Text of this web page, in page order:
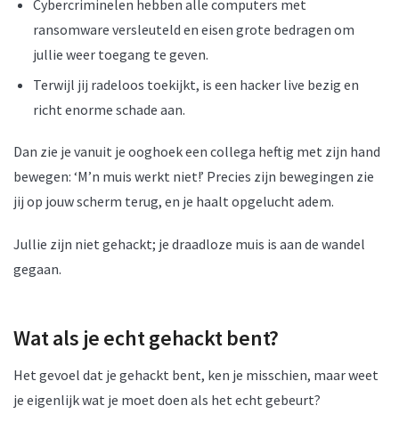
Cybercriminelen hebben alle computers met
ransomware versleuteld en eisen grote bedragen om
jullie weer toegang te geven.
Terwijl jij radeloos toekijkt, is een hacker live bezig en
richt enorme schade aan.
Dan zie je vanuit je ooghoek een collega heftig met zijn hand
bewegen: ‘M’n muis werkt niet!’ Precies zijn bewegingen zie
jij op jouw scherm terug, en je haalt opgelucht adem.
Jullie zijn niet gehackt; je draadloze muis is aan de wandel
gegaan.
Wat als je echt gehackt bent?
Het gevoel dat je gehackt bent, ken je misschien, maar weet
je eigenlijk wat je moet doen als het echt gebeurt?